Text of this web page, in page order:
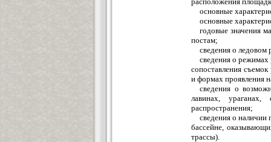
основные
основные
годовые значения
постам;
сведения о ледовом
сведения о
сопоставления
и формах проявления
сведения о
лавинах,
распространения;
сведения о наличии
бассейне,
трассы).